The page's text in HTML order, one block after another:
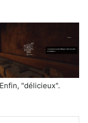
Enfin, "délicieux".